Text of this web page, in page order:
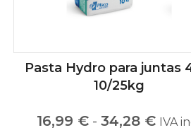
Pasta Hydro para juntas
10/25kg
16,99 € - 34,28 € IVA